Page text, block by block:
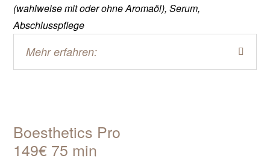
(wahlweise mit oder ohne Aromaöl), Serum,
Abschlusspflege
Mehr erfahren:
Boesthetics Pro
149€ 75 min